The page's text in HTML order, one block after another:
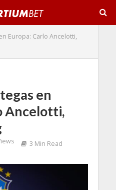
Europa: Carlo Ancelotti,
en
Ancelotti,
3 Min Read